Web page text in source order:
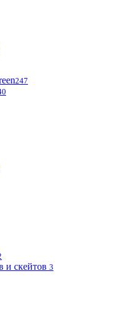
247
и скейтов 3